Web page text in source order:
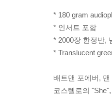
* 180 gram
* 인서트 포함
* 2000장 한정반,
* Translucent
배트맨 포에버,
코스텔로의